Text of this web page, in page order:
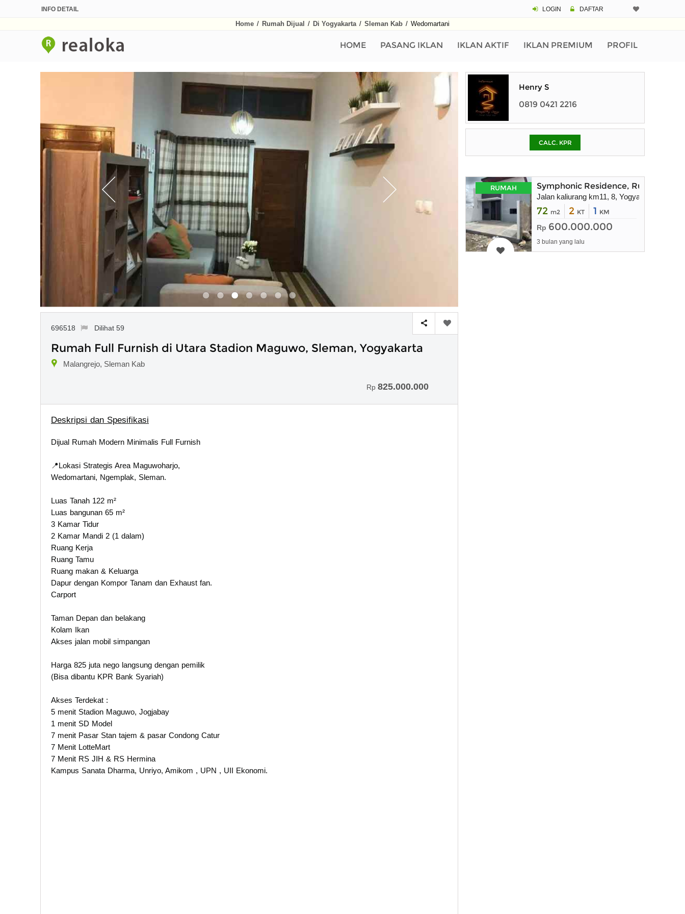
INFO DETAIL LOGIN DAFTAR
Home / Rumah Dijual / Di Yogyakarta / Sleman Kab / Wedomartani
HOME PASANG IKLAN IKLAN AKTIF IKLAN PREMIUM PROFIL
696518 Dilihat 59
Rumah Full Furnish di Utara Stadion Maguwo, Sleman, Yogyakarta
Malangrejo, Sleman Kab
Rp 825.000.000
Deskripsi dan Spesifikasi
Dijual Rumah Modern Minimalis Full Furnish
📍Lokasi Strategis Area Maguwoharjo,
Wedomartani, Ngemplak, Sleman.
Luas Tanah 122 m²
Luas bangunan 65 m²
3 Kamar Tidur
2 Kamar Mandi 2 (1 dalam)
Ruang Kerja
Ruang Tamu
Ruang makan & Keluarga
Dapur dengan Kompor Tanam dan Exhaust fan.
Carport
Taman Depan dan belakang
Kolam Ikan
Akses jalan mobil simpangan
Harga 825 juta nego langsung dengan pemilik
(Bisa dibantu KPR Bank Syariah)
Akses Terdekat :
5 menit Stadion Maguwo, Jogjabay
1 menit SD Model
7 menit Pasar Stan tajem & pasar Condong Catur
7 Menit LotteMart
7 Menit RS JIH & RS Hermina
Kampus Sanata Dharma, Unriyo, Amikom , UPN , UII Ekonomi.
Pinjaman (PIN)
pada kotak-
Henry S
0819 0421 2216
CALC. KPR
RUMAH Symphonic Residence, Rumah
Jalan kaliurang km11, 8, Yogyakarta
72 m2 2 KT 1 KM
Rp 600.000.000
3 bulan yang lalu